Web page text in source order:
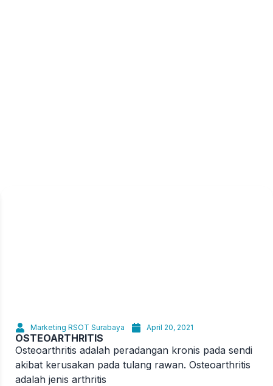
Marketing RSOT Surabaya April 20, 2021
OSTEOARTHRITIS
Osteoarthritis adalah peradangan kronis pada sendi
akibat kerusakan pada tulang rawan. Osteoarthritis
adalah jenis arthritis